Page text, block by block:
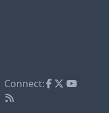
Connect: